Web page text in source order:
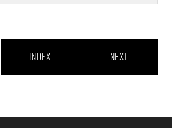
INDEX NEXT